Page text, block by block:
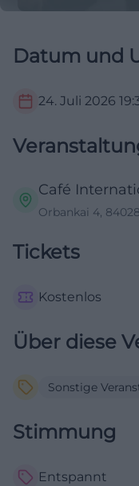
Datum und
24. Juli 2026
Café
Orbankai 4,
Tickets
Kostenlos
Über diese
Sonstige
Stimmung
Entspannt